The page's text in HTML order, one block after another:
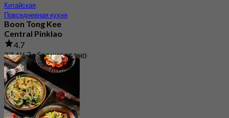
Китайская
Повседневная кухня
Boon Tong Kee
Central Pinklao
4.7
27.4K Забронировано
От฿ 362.5